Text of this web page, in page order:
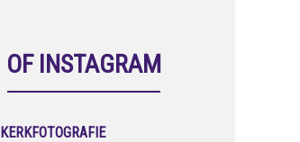
OF INSTAGRAM
KERKFOTOGRAFIE